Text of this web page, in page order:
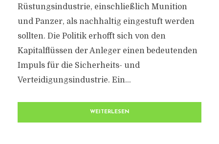
Rüstungsindustrie, einschließlich Munition
und Panzer, als nachhaltig eingestuft werden
sollten. Die Politik erhofft sich von den
Kapitalflüssen der Anleger einen bedeutenden
Impuls für die Sicherheits- und
Verteidigungsindustrie. Ein...
WEITERLESEN